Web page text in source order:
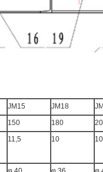
JM15 JM18
150 180
11,5 10 10